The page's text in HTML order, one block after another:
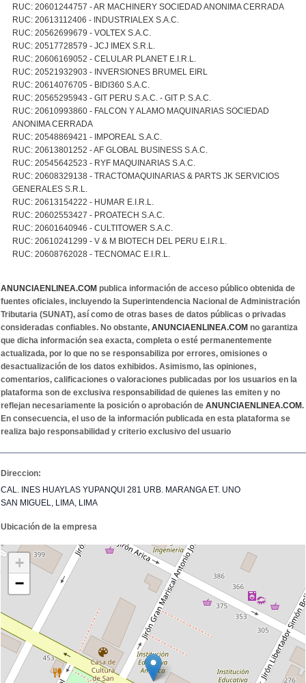
RUC: 20601244757 - AR MACHINERY SOCIEDAD ANONIMA CERRADA
RUC: 20613112406 - INDUSTRIALEX S.A.C.
RUC: 20562699679 - VOLTEX S.A.C.
RUC: 20517728579 - JCJ IMEX S.R.L.
RUC: 20606169052 - CELULAR PLANET E.I.R.L.
RUC: 20521932903 - INVERSIONES BRUMEL EIRL
RUC: 20614076705 - BIDI360 S.A.C.
RUC: 20565295943 - GIT PERU S.A.C. - GIT P. S.A.C.
RUC: 20610993860 - FALCON Y ALAMO MAQUINARIAS SOCIEDAD
ANONIMA CERRADA
RUC: 20548869421 - IMPOREAL S.A.C.
RUC: 20613801252 - AF GLOBAL BUSINESS S.A.C.
RUC: 20545642523 - RYF MAQUINARIAS S.A.C.
RUC: 20608329138 - TRACTOMAQUINARIAS & PARTS JK SERVICIOS
GENERALES S.R.L.
RUC: 20613154222 - HUMAR E.I.R.L.
RUC: 20602553427 - PROATECH S.A.C.
RUC: 20601640946 - CULTITOWER S.A.C.
RUC: 20610241299 - V & M BIOTECH DEL PERU E.I.R.L.
RUC: 20608762028 - TECNOMAC E.I.R.L.
ANUNCIAENLINEA.COM publica información de acceso público obtenida de
fuentes oficiales, incluyendo la Superintendencia Nacional de Administración
Tributaria (SUNAT), así como de otras bases de datos públicas o privadas
consideradas confiables. No obstante, ANUNCIAENLINEA.COM no garantiza
que dicha información sea exacta, completa o esté permanentemente
actualizada, por lo que no se responsabiliza por errores, omisiones o
desactualización de los datos exhibidos. Asimismo, las opiniones,
comentarios, calificaciones o valoraciones publicadas por los usuarios en la
plataforma son de exclusiva responsabilidad de quienes las emiten y no
reflejan necesariamente la posición o aprobación de ANUNCIAENLINEA.COM.
En consecuencia, el uso de la información publicada en esta plataforma se
realiza bajo responsabilidad y criterio exclusivo del usuario
Direccion:
CAL. INES HUAYLAS YUPANQUI 281 URB. MARANGA ET. UNO
SAN MIGUEL, LIMA, LIMA
Ubicación de la empresa
+
−